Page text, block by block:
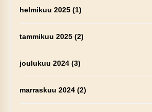
helmikuu 2025(1)
tammikuu 2025(2)
joulukuu 2024(3)
marraskuu 2024(2)